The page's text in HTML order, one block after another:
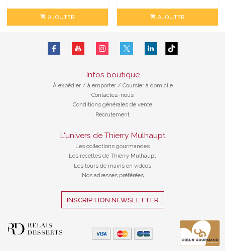
AJOUTER AJOUTER
Infos boutique
À expédier / à emporter / Coursier à domicile
Contactez-nous
Conditions générales de vente
Recrutement
L'univers de Thierry Mulhaupt
Les collections gourmandes
Les recettes de Thierry Mulhaupt
Les tours de mains en vidéos
Nos adresses préférées
INSCRIPTION NEWSLETTER